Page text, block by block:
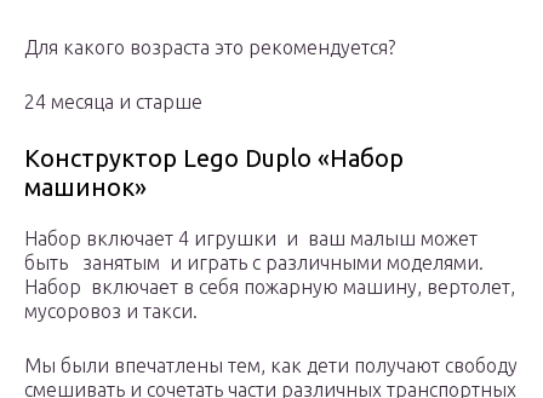
Для какого возраста это рекомендуется?
24 месяца и старше
Конструктор Lego Duplo «Набор
машинок»
Набор включает 4 игрушки и ваш малыш может
быть занятым и играть с различными моделями.
Набор включает в себя пожарную машину, вертолет,
мусоровоз и такси.
Мы были впечатлены тем, как дети получают свободу
смешивать и сочетать части различных транспортных